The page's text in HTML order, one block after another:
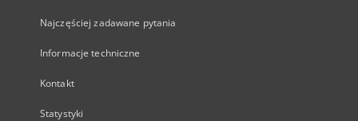
Najczęściej zadawane pytania
Informacje techniczne
Kontakt
Statystyki